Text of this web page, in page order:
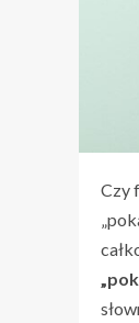
Czy